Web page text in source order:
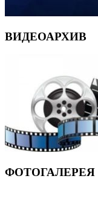
ВИДЕОАРХИВ
ФОТОГАЛЕРЕЯ